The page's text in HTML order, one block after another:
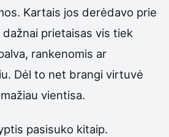
Kartais jos derėdavo prie
prietaisas vis tiek
rankenomis ar
Dėl to net brangi virtuvė
vientisa.
pasisuko kitaip.